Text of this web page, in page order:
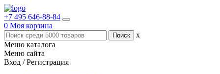
+7 495 646-88-84
0 Моя корзина
x
Меню каталога
Меню сайта
Вход / Регистрация